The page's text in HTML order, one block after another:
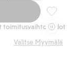
Valitse Myymälä